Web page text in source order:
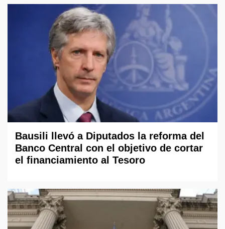
Bausili llevó a Diputados la reforma del
Banco Central con el objetivo de cortar
el financiamiento al Tesoro